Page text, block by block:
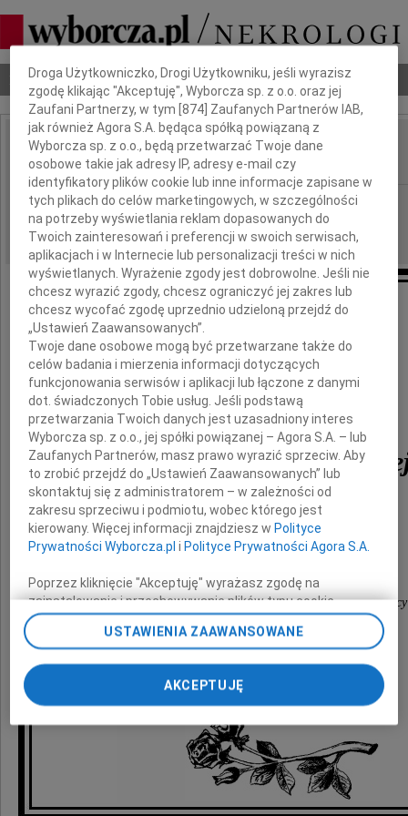
Nekrologi Odeszli Poradnik pogrzebowy
IMIĘ I NAZWISKO: Krystyna Czechowska
REGION: Wrocław
DATA EMISJI: 27.01.2010
Grażynie Kosińskiej
wyrazy serdecznego współczucia
z powodu śmierci Mamy
Krystyny
składają
koleżanki i koledzy
z Ośrodka Szkolenia Państwowej Inspekcji Pracy
we Wrocławiu
Dbamy o Twoją prywatność
Droga Użytkowniczko, Drogi Użytkowniku, jeśli wyrazisz
zgodę klikając "Akceptuję", Wyborcza sp. z o.o. oraz jej
Zaufani Partnerzy, w tym [874 ] Zaufanych Partnerów IAB,
jak również Agora S.A. będąca spółką powiązaną z
Wyborcza sp. z o.o., będą przetwarzać Twoje dane
osobowe takie jak adresy IP, adresy e-mail czy
identyfikatory plików cookie lub inne informacje zapisane w
tych plikach do celów marketingowych, w szczególności
na potrzeby wyświetlania reklam dopasowanych do
Twoich zainteresowań i preferencji w swoich serwisach,
aplikacjach i w Internecie lub personalizacji treści w nich
wyświetlanych. Wyrażenie zgody jest dobrowolne. Jeśli nie
chcesz wyrazić zgody, chcesz ograniczyć jej zakres lub
chcesz wycofać zgodę uprzednio udzieloną przejdź do
„Ustawień Zaawansowanych”.
Twoje dane osobowe mogą być przetwarzane także do
celów badania i mierzenia informacji dotyczących
funkcjonowania serwisów i aplikacji lub łączone z danymi
dot. świadczonych Tobie usług. Jeśli podstawą
przetwarzania Twoich danych jest uzasadniony interes
Wyborcza sp. z o.o., jej spółki powiązanej – Agora S.A. – lub
Zaufanych Partnerów, masz prawo wyrazić sprzeciw. Aby
to zrobić przejdź do „Ustawień Zaawansowanych” lub
skontaktuj się z administratorem – w zależności od
zakresu sprzeciwu i podmiotu, wobec którego jest
kierowany. Więcej informacji znajdziesz w Polityce
Prywatności Wyborcza.pl i Polityce Prywatności Agora S.A.
Poprzez kliknięcie "Akceptuję" wyrażasz zgodę na
zainstalowanie i przechowywanie plików typu cookie
Wyborczej sp. z o. o. jej Zaufanych Partnerów i Agora S.A.
na Twoim urządzeniu końcowym. Możesz też w każdej
ponownie wywołując narzędzie do zarządzania Twoimi
preferencjami dot. przetwarzania danych poprzez
odnośnik „Ustawienia prywatności” w stopce serwisu i
przechodząc do sekcji „Ustawienia zaawansowane”.
Zmiana ustawień plików cookie możliwa jest także za
pomocą ustawień przeglądarki.
USTAWIENIA ZAAWANSOWANE
AKCEPTUJĘ